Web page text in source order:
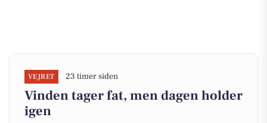
VEJRET 23 timer siden
Vinden tager fat, men dagen holder
igen